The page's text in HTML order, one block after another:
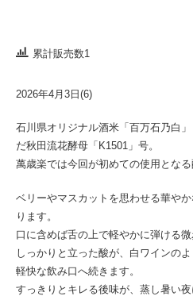
累計販売数1
2026年4月3日(6)
石川県オリジナル酒米「百万石乃白
だ秋田流花酵母「K1501」号。
萬歳楽では今回が初めての使用となる
ベリーやマスカットを思わせる華や
ります。
口に含めば舌の上で軽やかに弾ける微
しっかりと立った酸が、白ワインの
軽快な飲み口へ続きます。
すっきりとキレる後味が、蒸し暑い夜